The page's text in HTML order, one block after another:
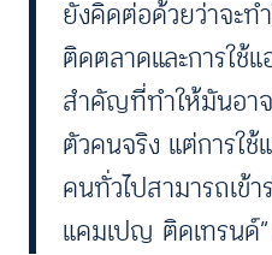
ยังคิดต่อด้วยว่าจะท
ติดตลาดและการใช้
สำคัญที่ทำให้มันอาจ
ตัวคนจริง แต่การใช้
คนทั่วไปสามารถเข้
แคมเปญ ติดเทรนด์